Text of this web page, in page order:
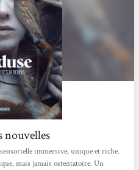
nouvelles
immersive, unique et riche.
mais jamais ostentatoire. Un